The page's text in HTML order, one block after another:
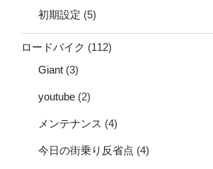
初期設定 (5)
ロードバイク (112)
Giant (3)
youtube (2)
メンテナンス (4)
今日の街乗り反省点 (4)